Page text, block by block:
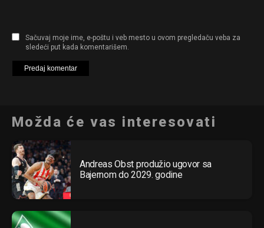
Sačuvaj moje ime, e-poštu i veb mesto u ovom pregledaču veba za
sledeći put kada komentarišem.
Možda će vas interesovati
Andreas Obst produžio ugovor sa
Bajernom do 2029. godine